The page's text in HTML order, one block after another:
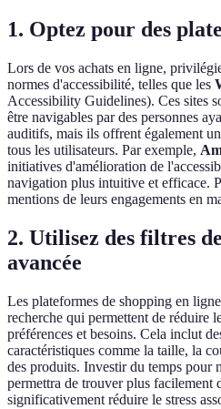
1. Optez pour des
Lors de vos achats en ligne,
normes d'accessibilité, telles que les
Accessibility Guidelines). Ces sites
être navigables par des personnes
auditifs, mais ils offrent également
tous les utilisateurs. Par exemple,
initiatives d'amélioration de
navigation plus intuitive et efficace.
mentions de leurs engagements en
2. Utilisez des filtres
avancée
Les plateformes de shopping en
recherche qui permettent de réduire
préférences et besoins. Cela inclut
caractéristiques comme la taille, la
des produits. Investir du temps pour
permettra de trouver plus facilement
significativement réduire le stress